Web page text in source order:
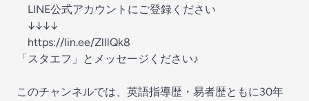
LINE公式アカウントにご登録ください
↓↓↓↓
https://lin.ee/ZlllQk8
「スタエフ」とメッセージください♪
このチャンネルでは、英語指導歴・易者歴ともに30年